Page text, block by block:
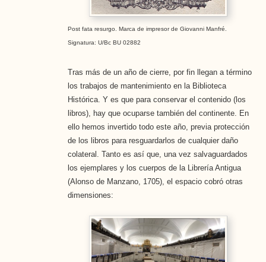
Post fata resurgo. Marca de impresor de Giovanni Manfré.
Signatura: U/Bc BU 02882
Tras más de un año de cierre, por fin llegan a término
los trabajos de mantenimiento en la Biblioteca
Histórica. Y es que para conservar el contenido (los
libros), hay que ocuparse también del continente. En
ello hemos invertido todo este año, previa protección
de los libros para resguardarlos de cualquier daño
colateral. Tanto es así que, una vez salvaguardados
los ejemplares y los cuerpos de la Librería Antigua
(Alonso de Manzano, 1705), el espacio cobró otras
dimensiones: